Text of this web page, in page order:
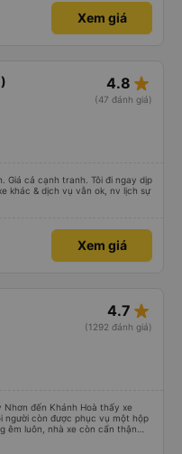
tôi nghĩ tài xế đã giúp tôi. Nếu
câu chuyện đó vì nó chắc hẳn
xe buýt 79-05527 rất nhiều tài
nhưng lúc đó không xuống xe
thậm chí còn đón khách sạn
xế đã giúp tôi vì tôi trông ngu
tài xế thì sẽ rất nguy hiểm.. Cảm
xe nhưng rất nhiều. Nếu bạn
hoạt động như thế nào,
ra với bạn vậy?&quot; Bây giờ
lông Limousine. Tôi nghĩ tài xế
Xem giá
4.8 star_rate
(47 đánh giá)
Giá cả cạnh tranh. Tôi đi ngay dịp
khác & dịch vụ vẫn ok, nv lịch sự
Xem giá
4.7 star_rate
(1292 đánh giá)
Nhơn đến Khánh Hoà thấy xe
người còn được phục vụ một hộp
êm luôn, nhà xe còn cẩn thận
chai nước uống tránh rớt.